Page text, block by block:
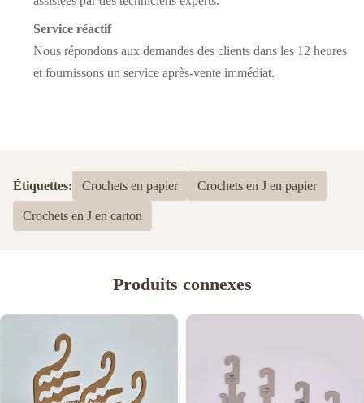
Service réactif
Nous répondons aux demandes des clients dans les 12 heures
et fournissons un service après-vente immédiat.
Étiquettes: Crochets en papier Crochets en J en papier
Crochets en J en carton
Produits connexes